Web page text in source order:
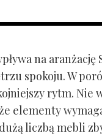
na
spokoju. W
rytm. Nie
elementy
liczbą mebli